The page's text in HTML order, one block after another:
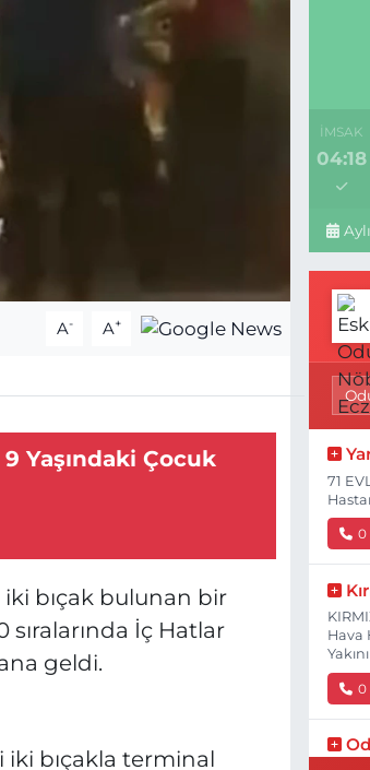
A- A+
Yaşındaki Çocuk
bıçak bulunan bir
İç Hatlar
geldi.
iki bıçakla terminal
İMSAK
04:18
71
0
Hava
Yakını
0